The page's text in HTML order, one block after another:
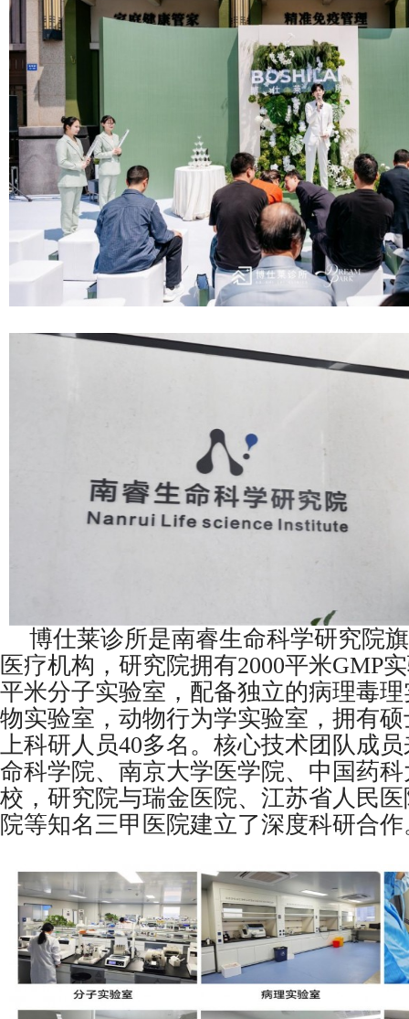
博仕莱诊所是南睿生命科学研究院
医疗机构，研究院拥有2000平米GMP
平米分子实验室，配备独立的病理毒理
物实验室，动物行为学实验室，拥有
上科研人员40多名。核心技术团队成
命科学院、南京大学医学院、中国药
校，研究院与瑞金医院、江苏省人民
院等知名三甲医院建立了深度科研合作